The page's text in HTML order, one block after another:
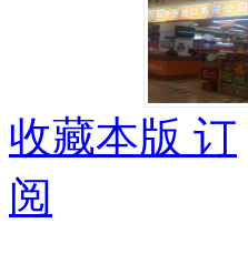
收藏本版 订
阅